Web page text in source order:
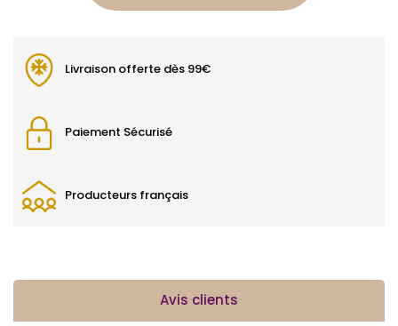
Livraison offerte dès 99€
Paiement Sécurisé
Producteurs français
Avis clients